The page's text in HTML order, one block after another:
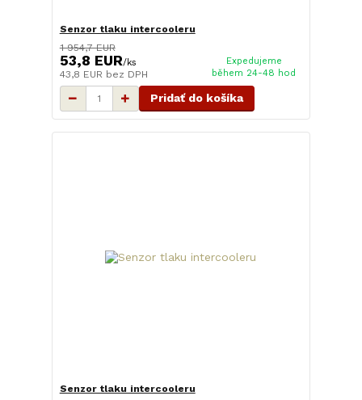
Senzor tlaku intercooleru
1 954,7 EUR
53,8 EUR/ks
43,8 EUR bez DPH
Expedujeme
během 24-48 hod
Pridať do košíka
Senzor tlaku intercooleru